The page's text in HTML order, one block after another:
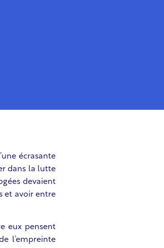
écrasante
dans la lutte
devaient
et avoir entre
eux pensent
l’empreinte